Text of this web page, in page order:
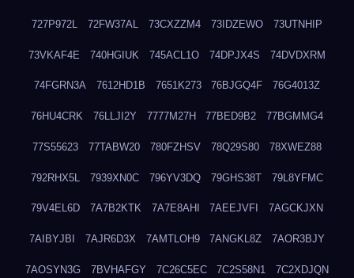
727P972L 72FW37AL 73CXZZM4 73IDZEWO 73UTNHIP
73VKAF4E 740HGIUK 745ACL1O 74DPJX4S 74DVDXRM
74FGRN3A 7612HD1B 7651K273 76BJGQ4F 76G4013Z
76HU4CRK 76LLJI2Y 7777M27H 77BED9B2 77BGMMG4
77S55623 77TABW20 780FZHSV 78Q29S80 78XWEZ88
792RHX5L 7939XN0C 796YV3DQ 79GHS38T 79L8YFMC
79V4EL6D 7A7B2KTK 7A7E8AHI 7AEEJVFI 7AGCKJXN
7AIBYJBI 7AJR6D3X 7AMTLOH9 7ANGKL8Z 7AOR3BJY
7AOSYN3G 7BVHAFGY 7C26C5EC 7C2S58N1 7C2XDJQN